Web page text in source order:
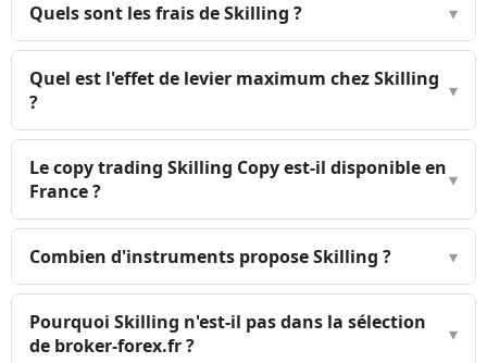
Quels sont les frais de Skilling ? ▾
Quel est l'effet de levier maximum chez Skilling
?
▾
Le copy trading Skilling Copy est-il disponible en
France ?
▾
Combien d'instruments propose Skilling ? ▾
Pourquoi Skilling n'est-il pas dans la sélection
de broker-forex.fr ?
▾